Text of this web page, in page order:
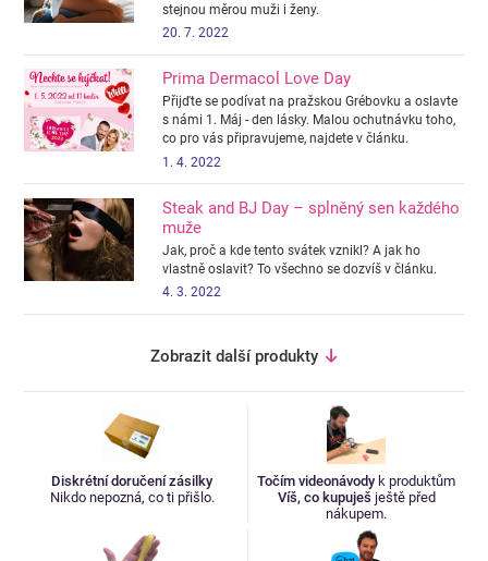
stejnou měrou muži i ženy.
20. 7. 2022
Prima Dermacol Love Day
Přijďte se podívat na pražskou Grébovku a oslavte
s námi 1. Máj - den lásky. Malou ochutnávku toho,
co pro vás připravujeme, najdete v článku.
1. 4. 2022
Steak and BJ Day – splněný sen každého
muže
Jak, proč a kde tento svátek vznikl? A jak ho
vlastně oslavit? To všechno se dozvíš v článku.
4. 3. 2022
Zobrazit další produkty
Diskrétní doručení zásilky
Nikdo nepozná, co ti přišlo.
Točím videonávody k produktům
Víš, co kupuješ ještě před
nákupem.